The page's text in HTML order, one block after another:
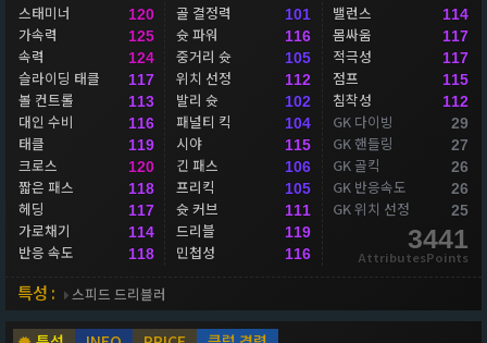
스태미너 120
가속력 125
속력 124
슬라이딩 태클 117
볼 컨트롤 113
대인 수비 116
태클 119
크로스 120
짧은 패스 118
헤딩 117
가로채기 114
반응 속도 118
골 결정력 101
슛 파워 116
중거리 슛 105
위치 선정 112
발리 슛 102
패널티 킥 104
시야 115
긴 패스 106
프리킥 105
슛 커브 111
드리블 119
민첩성 116
밸런스 114
몸싸움 117
적극성 117
점프 115
침착성 112
GK 다이빙 29
GK 핸들링 27
GK 골킥 26
GK 반응속도 26
GK 위치 선정 25
3441
AttributesPoints
특성 : 스피드 드리블러